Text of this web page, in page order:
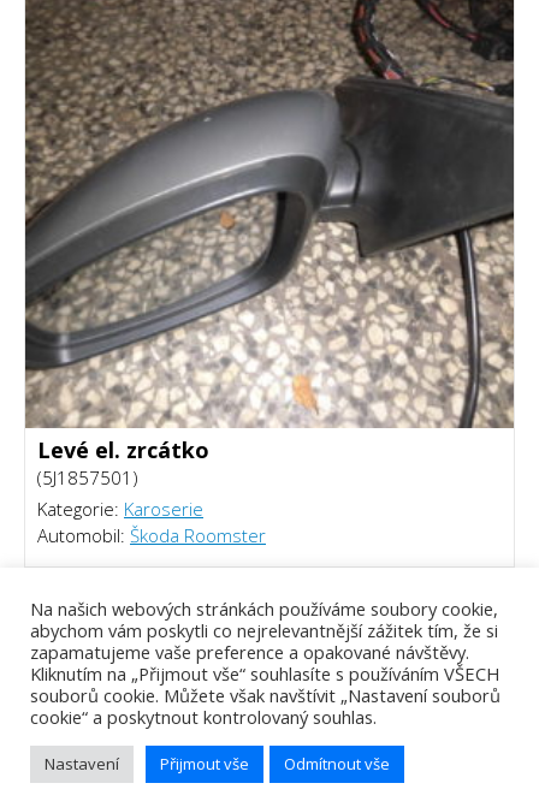
Levé el. zrcátko
(5J1857501)
Kategorie: Karoserie
Automobil: Škoda Roomster
1000 Kč
Tomáš Piálek - Webový vývojář
Na našich webových stránkách používáme soubory cookie,
abychom vám poskytli co nejrelevantnější zážitek tím, že si
zapamatujeme vaše preference a opakované návštěvy.
Kliknutím na „Přijmout vše“ souhlasíte s používáním VŠECH
souborů cookie. Můžete však navštívit „Nastavení souborů
cookie“ a poskytnout kontrolovaný souhlas.
Nastavení Přijmout vše Odmítnout vše